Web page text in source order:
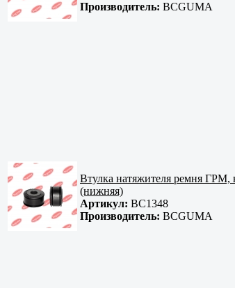
Производитель: BCGUMA
Втулка натяжителя ремня
(нижняя)
Артикул: BC1348
Производитель: BCGUMA